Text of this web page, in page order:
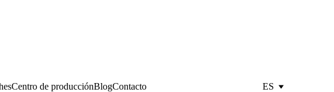
Centro de producciónBlogContacto ES